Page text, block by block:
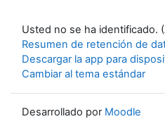
Usted no se ha identificado. (
Resumen de retención de
Descargar la app para
Cambiar al tema estándar
Desarrollado por Moodle